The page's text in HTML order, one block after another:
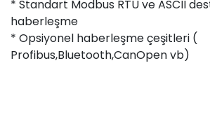
* Standart Modbus RTU ve ASCII
haberleşme
* Opsiyonel haberleşme çeşitleri (
Profibus,Bluetooth,CanOpen vb)